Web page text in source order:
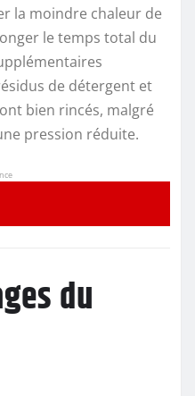
la moindre chaleur de
le temps total du
de détergent et
bien rincés, malgré
pression réduite.
du